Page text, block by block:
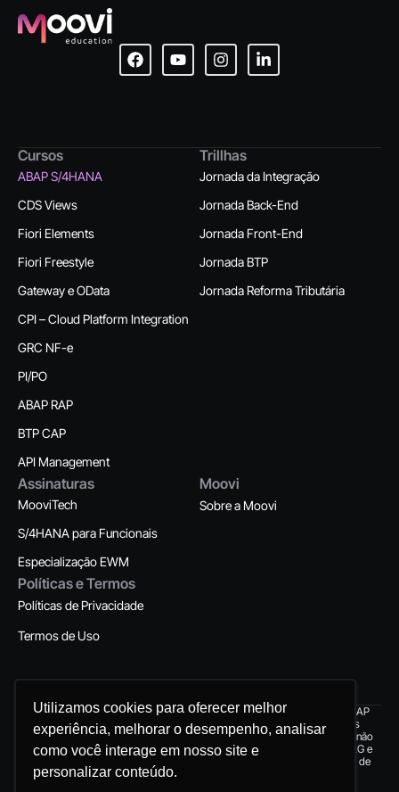
Utilizamos cookies para oferecer melhor
experiência, melhorar o desempenho, analisar
como você interage em nosso site e
personalizar conteúdo.
Utilizamos cookies para oferecer melhor
experiência, melhorar o desempenho, analisar
como você interage em nosso site e
personalizar conteúdo.
Cursos
ABAP S/4HANA
CDS Views
Fiori Elements
Fiori Freestyle
Gateway e OData
CPI – Cloud Platform Integration
GRC NF-e
PI/PO
ABAP RAP
BTP CAP
API Management
Trillhas
Jornada da Integração
Jornada Back-End
Jornada Front-End
Jornada BTP
Jornada Reforma Tributária
Assinaturas
MooviTech
S/4HANA para Funcionais
Especialização EWM
Moovi
Sobre a Moovi
Políticas e Termos
Políticas de Privacidade
Termos de Uso
© 2025 Moovi Education.
All Rights Reserved.
SAP®, ABAP®, Fiori®, SAP HANA®, SAP
S/4HANA® são marcas registradas
mundialmente pela SAP AG. A Moovi não
possui qualquer relação com a SAP AG e
todos os conteúdos são produzidos de